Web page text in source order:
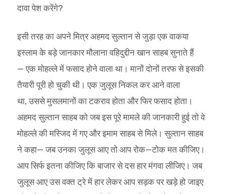
दावा पेश करेंगे?
इसी तरह का अपने मित्र अहमद सुल्तान से जुड़ा एक वाकया
इस्लाम के बड़े जानकार मौलाना वहिदुद्दीन खान साहब सुनाते हैं
— एक मोहल्ले में फसाद होने वाला था। मानों दोनों तरफ से इसकी
तैयारी पूरी हो चुकी थी। एक जुलूस निकल कर आने वाला
था, उससे मुसलमानों का टकराव होता और फिर फसाद होता।
अहमद सुल्तान साहब को जब इस पूरे मामले की जानकारी हुई तो वे
मोहल्ले की मस्जिद में गए और इमाम साहब से मिले। सुल्तान साहब
ने कहा— जब उनका जुलूस आए तो आप रोक—टोक मत कीजिए।
आप सिर्फ इतना कीजिए कि बाजार से दस हार मंगवा लीजिए। जब
जुलूस आए उस वक्त ट्रे में हार लेकर आप सड़क पर खड़े हो जाइए